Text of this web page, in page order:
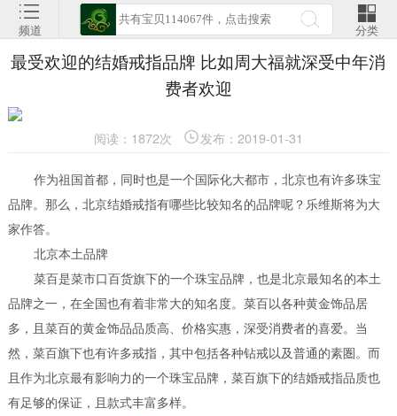
频道 分类
最受欢迎的结婚戒指品牌 比如周大福就深受中年消
费者欢迎
阅读：1872次 发布：2019-01-31
作为祖国首都，同时也是一个国际化大都市，北京也有许多珠宝
品牌。那么，北京结婚戒指有哪些比较知名的品牌呢？乐维斯将为大
家作答。
北京本土品牌
菜百是菜市口百货旗下的一个珠宝品牌，也是北京最知名的本土
品牌之一，在全国也有着非常大的知名度。菜百以各种黄金饰品居
多，且菜百的黄金饰品品质高、价格实惠，深受消费者的喜爱。当
然，菜百旗下也有许多戒指，其中包括各种钻戒以及普通的素圏。而
且作为北京最有影响力的一个珠宝品牌，菜百旗下的结婚戒指品质也
有足够的保证，且款式丰富多样。